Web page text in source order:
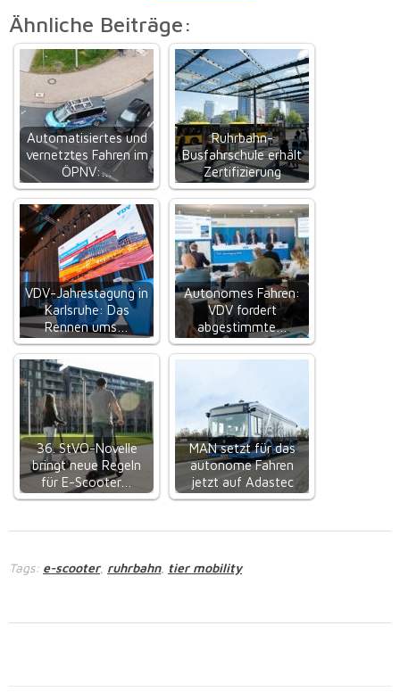
Ähnliche Beiträge:
Automatisiertes und
vernetztes Fahren im
ÖPNV:…
Ruhrbahn-
Busfahrschule erhält
Zertifizierung
VDV-Jahrestagung in
Karlsruhe: Das
Rennen ums…
Autonomes Fahren:
VDV fordert
abgestimmte…
36. StVO-Novelle
bringt neue Regeln
für E-Scooter…
MAN setzt für das
autonome Fahren
jetzt auf Adastec
Tags: e-scooter, ruhrbahn, tier mobility